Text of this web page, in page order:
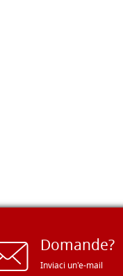
Domande?
Inviaci un'e-mail